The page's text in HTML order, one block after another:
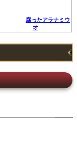
腐ったアラナミウ
オ